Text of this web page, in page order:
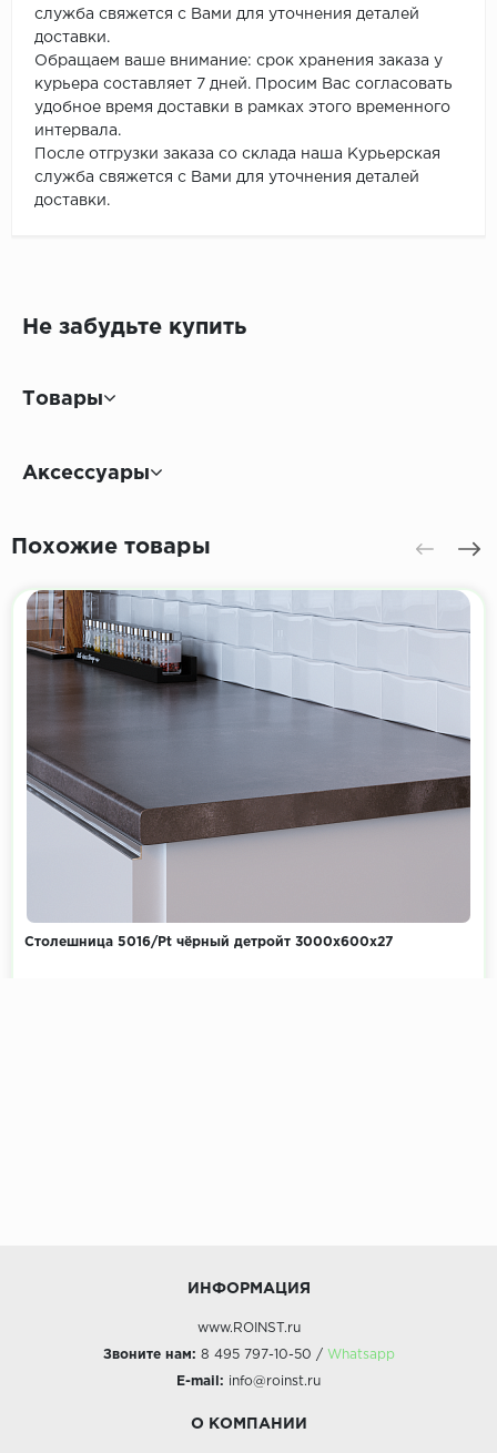
служба свяжется с Вами для уточнения деталей
доставки.
Обращаем ваше внимание: срок хранения заказа у
курьера составляет 7 дней. Просим Вас согласовать
удобное время доставки в рамках этого временного
интервала.
После отгрузки заказа со склада наша Курьерская
служба свяжется с Вами для уточнения деталей
доставки.
Не забудьте купить
Товары
Аксессуары
Похожие товары
Столешница 5016/Pt чёрный детройт 3000х600х27
ИНФОРМАЦИЯ
www.ROINST.ru
Звоните нам: 8 495 797-10-50 / Whatsapp
E-mail: info@roinst.ru
О КОМПАНИИ